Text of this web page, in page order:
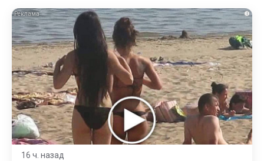
i
16 ч. назад